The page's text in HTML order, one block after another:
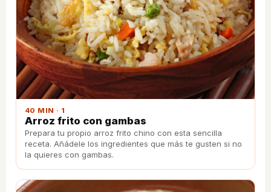
40 MIN · 1
Arroz frito con gambas
Prepara tu propio arroz frito chino con esta sencilla
receta. Añádele los ingredientes que más te gusten si no
la quieres con gambas.